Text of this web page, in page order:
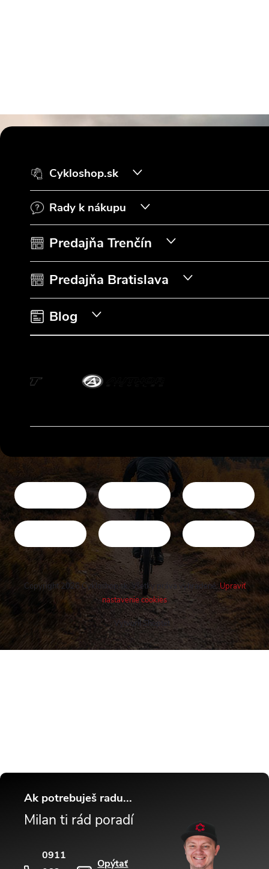
Z
Cykloshop.sk
Rady k nákupu
Predajňa Trenčín
Predajňa Bratislava
Blog
Vytvoril Shoptet
Copyright 2026 Cykloshop.sk. Všetky práva vyhradené.Upraviť
nastavenie cookies
Ak potrebuješ radu...
Milan ti rád poradí
0911
Opýtať